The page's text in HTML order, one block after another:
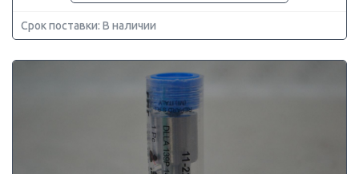
Срок поставки: В наличии